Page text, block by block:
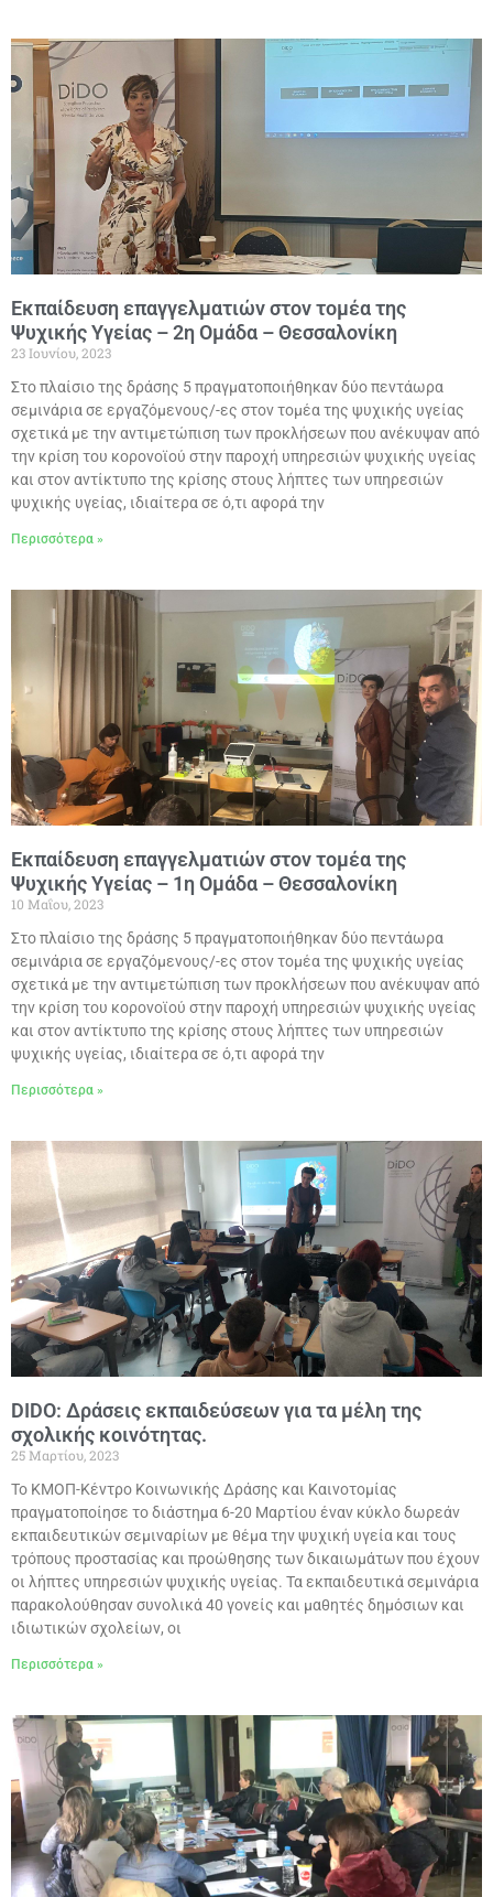
Εκπαίδευση επαγγελματιών στον τομέα της
Ψυχικής Υγείας – 2η Ομάδα – Θεσσαλονίκη
23 Ιουνίου, 2023
Στο πλαίσιο της δράσης 5 πραγματοποιήθηκαν δύο πεντάωρα
σεμινάρια σε εργαζόμενους/-ες στον τομέα της ψυχικής υγείας
σχετικά με την αντιμετώπιση των προκλήσεων που ανέκυψαν από
την κρίση του κορονοϊού στην παροχή υπηρεσιών ψυχικής υγείας
και στον αντίκτυπο της κρίσης στους λήπτες των υπηρεσιών
ψυχικής υγείας, ιδιαίτερα σε ό,τι αφορά την
Περισσότερα »
Εκπαίδευση επαγγελματιών στον τομέα της
Ψυχικής Υγείας – 1η Ομάδα – Θεσσαλονίκη
10 Μαΐου, 2023
Στο πλαίσιο της δράσης 5 πραγματοποιήθηκαν δύο πεντάωρα
σεμινάρια σε εργαζόμενους/-ες στον τομέα της ψυχικής υγείας
σχετικά με την αντιμετώπιση των προκλήσεων που ανέκυψαν από
την κρίση του κορονοϊού στην παροχή υπηρεσιών ψυχικής υγείας
και στον αντίκτυπο της κρίσης στους λήπτες των υπηρεσιών
ψυχικής υγείας, ιδιαίτερα σε ό,τι αφορά την
Περισσότερα »
DIDO: Δράσεις εκπαιδεύσεων για τα μέλη της
σχολικής κοινότητας.
25 Μαρτίου, 2023
Το ΚΜΟΠ-Κέντρο Κοινωνικής Δράσης και Καινοτομίας
πραγματοποίησε το διάστημα 6-20 Μαρτίου έναν κύκλο δωρεάν
εκπαιδευτικών σεμιναρίων με θέμα την ψυχική υγεία και τους
τρόπους προστασίας και προώθησης των δικαιωμάτων που έχουν
οι λήπτες υπηρεσιών ψυχικής υγείας. Τα εκπαιδευτικά σεμινάρια
παρακολούθησαν συνολικά 40 γονείς και μαθητές δημόσιων και
ιδιωτικών σχολείων, οι
Περισσότερα »